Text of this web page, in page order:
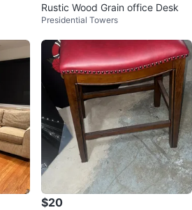
Rustic Wood Grain office Desk
Presidential Towers
$20